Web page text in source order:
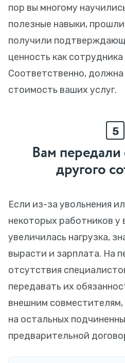
пор вы многому
полезные навыки,
получили
ценность как
Соответственно, должна
стоимость ваших услуг.
5
Вам
другого
Если из-за увольнения
некоторых работников у
увеличилась нагрузка,
вырасти и зарплата. На
отсутствия
передавать их
внешним совместителям,
на остальных
предварительной